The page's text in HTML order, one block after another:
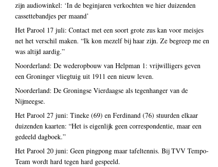
zijn audiowinkel: ‘In de beginjaren verkochten we hier duizenden
cassettebandjes per maand’
Het Parool 17 juli: Contact met een soort grote zus kan voor meisjes
net het verschil maken. “Ik kon mezelf bij haar zijn. Ze begreep me en
was altijd aardig.”
Noorderland: De wederopbouw van Helpman 1: vrijwilligers geven
een Groninger vliegtuig uit 1911 een nieuw leven.
Noorderland: De Groningse Vierdaagse als tegenhanger van de
Nijmeegse.
Het Parool 27 juni: Tineke (69) en Ferdinand (76) stuurden elkaar
duizenden kaarten: “Het is eigenlijk geen correspondentie, maar een
gedeeld dagboek.”
Het Parool 20 juni: Geen pingpong maar tafeltennis. Bij TVV Tempo-
Team wordt hard tegen hard gespeeld.